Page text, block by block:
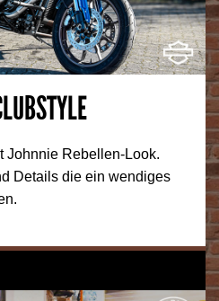
Johnnie Rebellen-Look.
Details die ein wendiges